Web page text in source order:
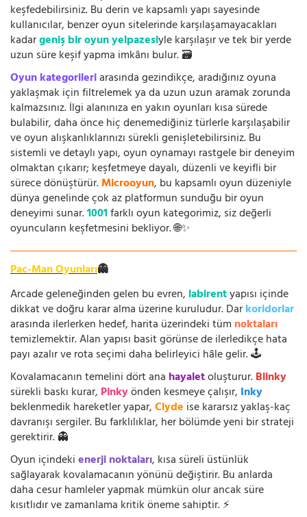
keşfedebilirsiniz. Bu derin ve kapsamlı yapı sayesinde
kullanıcılar, benzer oyun sitelerinde karşılaşamayacakları
kadargeniş bir oyun yelpazesiyle karşılaşır ve tek bir yerde
uzun süre keşif yapma imkânı bulur. 🗃️
Oyun kategorileriarasında gezindikçe, aradığınız oyuna
yaklaşmak için filtrelemek ya da uzun uzun aramak zorunda
kalmazsınız. İlgi alanınıza en yakın oyunları kısa sürede
bulabilir, daha önce hiç denemediğiniz türlerle karşılaşabilir
ve oyun alışkanlıklarınızı sürekli genişletebilirsiniz. Bu
sistemli ve detaylı yapı, oyun oynamayı rastgele bir deneyim
olmaktan çıkarır; keşfetmeye dayalı, düzenli ve keyifli bir
sürece dönüştürür.Microoyun, bu kapsamlı oyun düzeniyle
dünya genelinde çok az platformun sunduğu bir oyun
deneyimi sunar.1001farklı oyun kategorimiz, siz değerli
oyuncuların keşfetmesini bekliyor. 🌐✨
Pac-Man Oyunları👻
Arcade geleneğinden gelen bu evren, labirentyapısı içinde
dikkat ve doğru karar alma üzerine kuruludur. Darkoridorlar
arasında ilerlerken hedef, harita üzerindeki tüm noktaları
temizlemektir. Alan yapısı basit görünse de ilerledikçe hata
payı azalır ve rota seçimi daha belirleyici hâle gelir. 🕹️
Kovalamacanın temelini dört ana hayaletoluşturur.Blinky
sürekli baskı kurar, Pinkyönden kesmeye çalışır, Inky
beklenmedik hareketler yapar,Clyde ise kararsız yaklaş-kaç
davranışı sergiler. Bu farklılıklar, her bölümde yeni bir strateji
gerektirir. 👻
Oyun içindekienerji noktaları, kısa süreli üstünlük
sağlayarak kovalamacanın yönünü değiştirir. Bu anlarda
daha cesur hamleler yapmak mümkün olur ancak süre
kısıtlıdır ve zamanlama kritik öneme sahiptir. ⚡